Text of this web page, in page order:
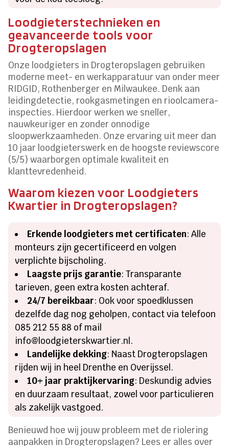
Loodgieterstechnieken en
geavanceerde tools voor
Drogteropslagen
Onze loodgieters in Drogteropslagen gebruiken
moderne meet- en werkapparatuur van onder meer
RIDGID, Rothenberger en Milwaukee. Denk aan
leidingdetectie, rookgasmetingen en rioolcamera-
inspecties. Hierdoor werken we sneller,
nauwkeuriger en zonder onnodige
sloopwerkzaamheden. Onze ervaring uit meer dan
10 jaar loodgieterswerk en de hoogste reviewscore
(5/5) waarborgen optimale kwaliteit en
klanttevredenheid.
Waarom kiezen voor Loodgieters
Kwartier in Drogteropslagen?
Erkende loodgieters met certificaten: Alle
monteurs zijn gecertificeerd en volgen
verplichte bijscholing.
Laagste prijs garantie: Transparante
tarieven, geen extra kosten achteraf.
24/7 bereikbaar: Ook voor spoedklussen
dezelfde dag nog geholpen, contact via telefoon
085 212 55 88 of mail
info@loodgieterskwartier.nl.
Landelijke dekking: Naast Drogteropslagen
rijden wij in heel Drenthe en Overijssel.
10+ jaar praktijkervaring: Deskundig advies
en duurzaam resultaat, zowel voor particulieren
als zakelijk vastgoed.
Benieuwd hoe wij jouw probleem met de riolering
aanpakken in Drogteropslagen? Lees er alles over